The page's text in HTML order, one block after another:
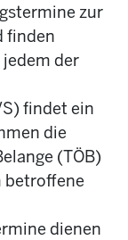
zur
finden
der
findet ein
die
(TÖB)
betroffene
dienen